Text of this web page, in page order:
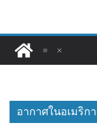
อากาศในอเมริกา